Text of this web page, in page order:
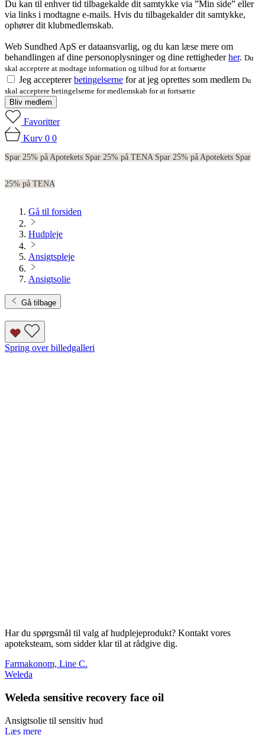
Du kan til enhver tid tilbagekalde dit samtykke via ”Min side” eller
via links i modtagne e-mails. Hvis du tilbagekalder dit samtykke,
ophører dit klubmedlemskab.
Web Sundhed ApS er dataansvarlig, og du kan læse mere om
behandlingen af dine personoplysninger og dine rettighederher. Du
skal acceptere at modtage information og tilbud for at fortsætte
Jeg acceptererbetingelserne for at jeg oprettes som medlem Du
skal acceptere betingelserne for medlemskab for at fortsætte
Bliv medlem
Favoritter
Kurv 0 0
Spar 25% på Apotekets Spar 25% på TENA Spar 25% på Apotekets Spar
25% på TENA
Gå til forsiden
Hudpleje
Ansigtspleje
Ansigtsolie
Gå tilbage
Spring over billedgalleri
Har du spørgsmål til valg af hudplejeprodukt? Kontakt vores
apoteksteam, som sidder klar til at rådgive dig.
Farmakonom, Line C.
Weleda
Weleda sensitive recovery face oil
Ansigtsolie til sensitiv hud
Læs mere